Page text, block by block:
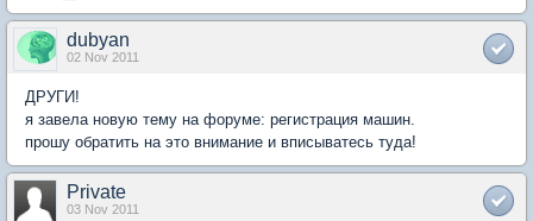
dubyan
02 Nov 2011
ДРУГИ!
я завела новую тему на форуме: регистрация машин.
прошу обратить на это внимание и вписыватесь туда!
Private
03 Nov 2011